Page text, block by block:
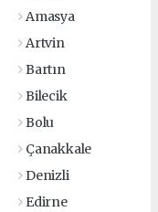
Amasya
Artvin
Bartın
Bilecik
Bolu
Çanakkale
Denizli
Edirne